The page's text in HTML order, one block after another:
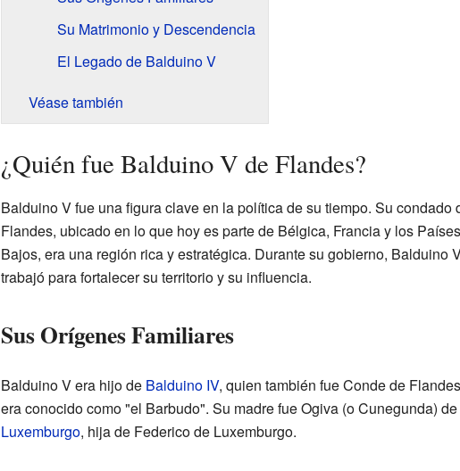
Su Matrimonio y Descendencia
El Legado de Balduino V
Véase también
¿Quién fue Balduino V de Flandes?
Balduino V fue una figura clave en la política de su tiempo. Su condado
Flandes, ubicado en lo que hoy es parte de Bélgica, Francia y los Países
Bajos, era una región rica y estratégica. Durante su gobierno, Balduino
trabajó para fortalecer su territorio y su influencia.
Sus Orígenes Familiares
Balduino V era hijo de Balduino IV, quien también fue Conde de
era conocido como "el Barbudo". Su madre fue Ogiva (o Cunegunda) de
Luxemburgo, hija de Federico de Luxemburgo.